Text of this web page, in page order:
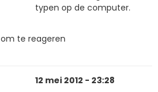
typen op de computer.
om te reageren
12 mei 2012 - 23:28